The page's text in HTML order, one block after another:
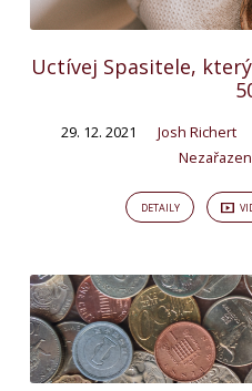
Uctívej Spasitele,
29. 12. 2021 Josh Richert
DETAILY